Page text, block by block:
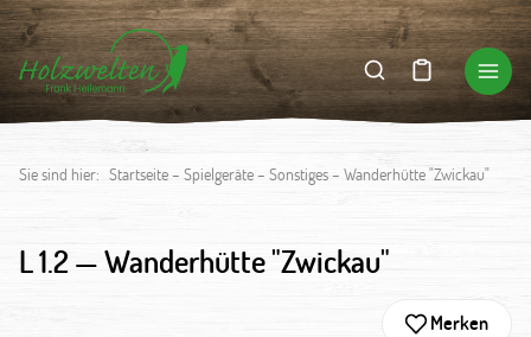
Sie sind hier: Startseite– Spielgeräte– Sonstiges– Wanderhütte "Zwickau"
L 1.2 —Wanderhütte "Zwickau"
Merken